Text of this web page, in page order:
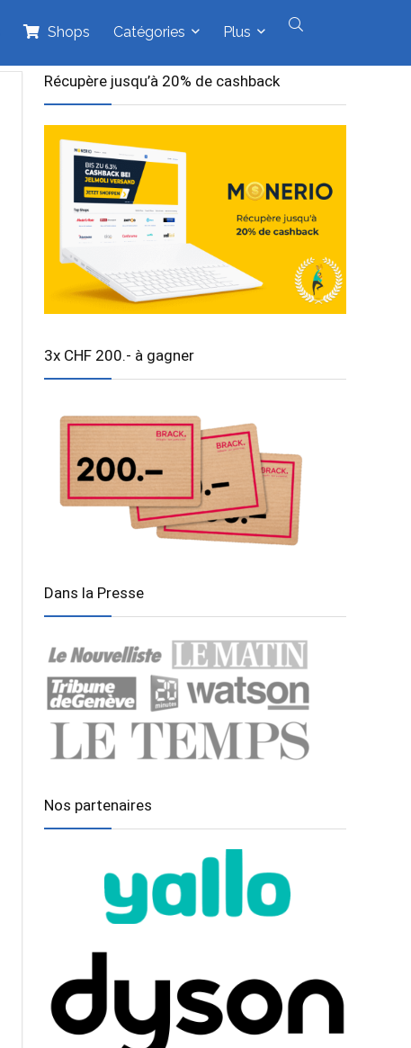
Shops Catégories Plus
Récupère jusqu’à 20% de cashback
3x CHF 200.- à gagner
Dans la Presse
Nos partenaires